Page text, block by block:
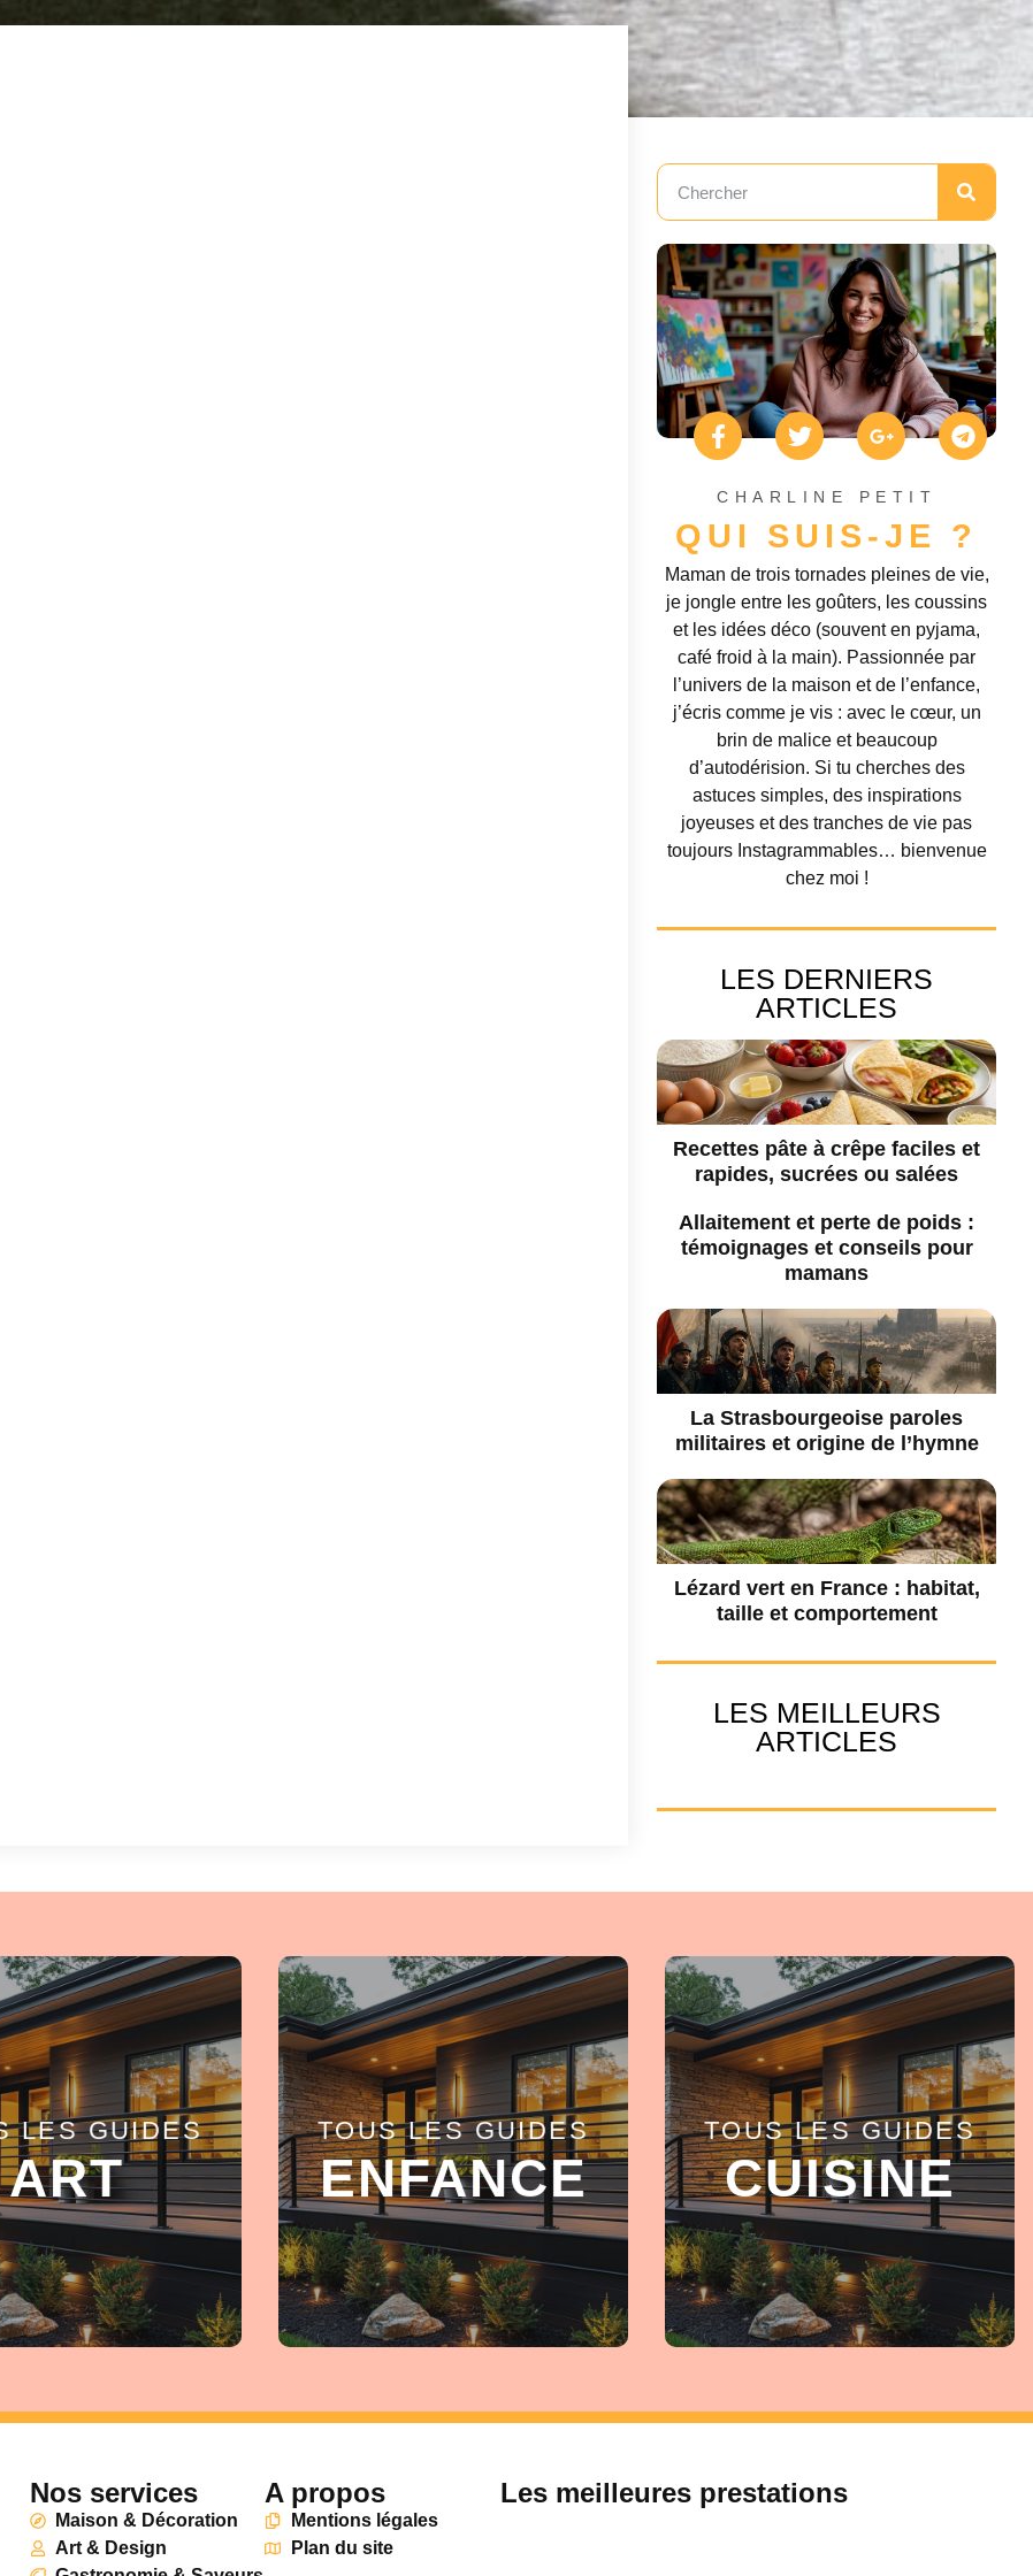
CHARLINE PETIT
QUI SUIS-JE ?
Maman de trois tornades pleines de vie,
je jongle entre les goûters, les coussins
et les idées déco (souvent en pyjama,
café froid à la main). Passionnée par
l’univers de la maison et de l’enfance,
j’écris comme je vis : avec le cœur, un
brin de malice et beaucoup
d’autodérision. Si tu cherches des
astuces simples, des inspirations
joyeuses et des tranches de vie pas
toujours Instagrammables… bienvenue
chez moi !
LES DERNIERS
ARTICLES
Recettes pâte à crêpe faciles et
rapides, sucrées ou salées
Allaitement et perte de poids :
témoignages et conseils pour
mamans
La Strasbourgeoise paroles
militaires et origine de l’hymne
Lézard vert en France : habitat,
taille et comportement
LES MEILLEURS
ARTICLES
LES GUIDES
ART
EN SAVOIR +
TOUS LES GUIDES
ENFANCE
EN SAVOIR +
TOUS LES GUIDES
CUISINE
EN SAVOIR +
Nos services
Maison & Décoration
Art & Design
A propos
Mentions légales
Plan du site
Les meilleures prestations